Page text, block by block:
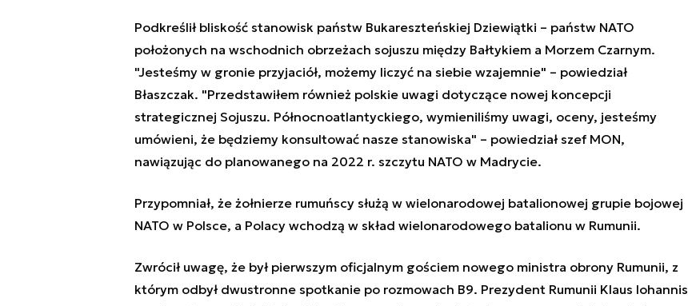
Podkreślił bliskość stanowisk państw Bukareszteńskiej Dziewiątki – państw NATO
położonych na wschodnich obrzeżach sojuszu między Bałtykiem a Morzem Czarnym.
"Jesteśmy w gronie przyjaciół, możemy liczyć na siebie wzajemnie" – powiedział
Błaszczak. "Przedstawiłem również polskie uwagi dotyczące nowej koncepcji
strategicznej Sojuszu. Północnoatlantyckiego, wymieniliśmy uwagi, oceny, jesteśmy
umówieni, że będziemy konsultować nasze stanowiska" – powiedział szef MON,
nawiązując do planowanego na 2022 r. szczytu NATO w Madrycie.
Przypomniał, że żołnierze rumuńscy służą w wielonarodowej batalionowej grupie bojowej
NATO w Polsce, a Polacy wchodzą w skład wielonarodowego batalionu w Rumunii.
Zwrócił uwagę, że był pierwszym oficjalnym gościem nowego ministra obrony Rumunii, z
którym odbył dwustronne spotkanie po rozmowach B9. Prezydent Rumunii Klaus Iohannis